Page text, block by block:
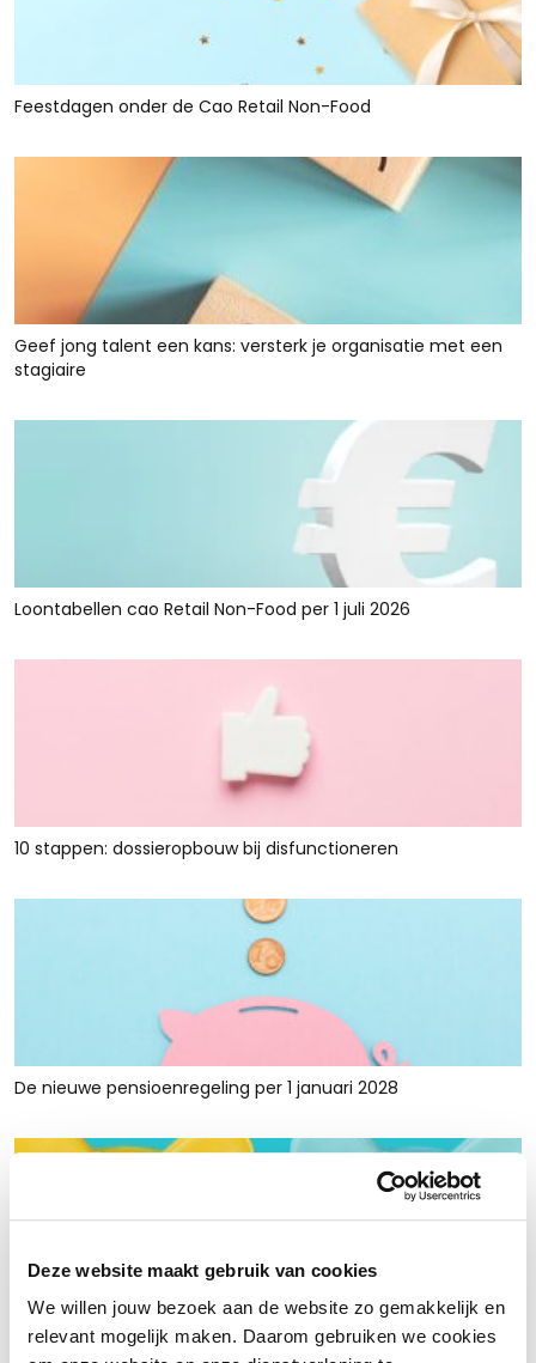
Deze website maakt gebruik van cookies
We willen jouw bezoek aan de website zo gemakkelijk en
relevant mogelijk maken. Daarom gebruiken we cookies
Feestdagen onder de Cao Retail Non-Food
Geef jong talent een kans: versterk je organisatie met een
stagiaire
Loontabellen cao Retail Non-Food per 1 juli 2026
10 stappen: dossieropbouw bij disfunctioneren
De nieuwe pensioenregeling per 1 januari 2028
Rust en ruimte met werkkapitaalfinanciering: voor retailers
die tijdelijk krap zitten